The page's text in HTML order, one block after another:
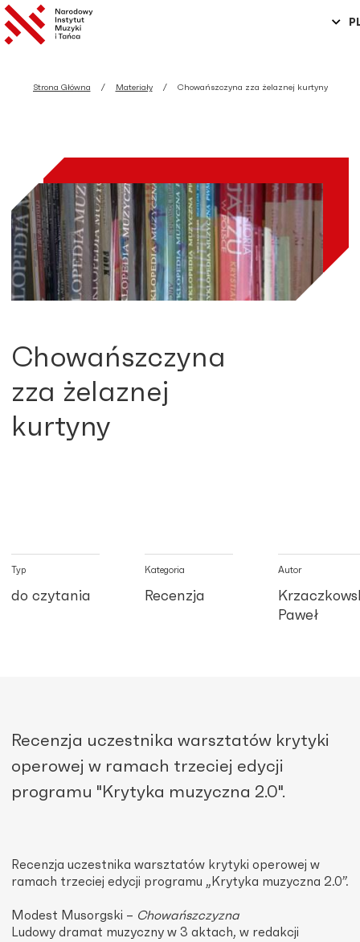
Strona Główna Materiały Chowańszczyna zza żelaznej kurtyny
Chowańszczyna
zza żelaznej
kurtyny
Typ
do czytania
Kategoria
Recenzja
Autor
Paweł
Recenzja uczestnika warsztatów krytyki
operowej w ramach trzeciej edycji
programu "Krytyka muzyczna 2.0".
Recenzja uczestnika warsztatów krytyki operowej w
ramach trzeciej edycji programu „Krytyka muzyczna 2.0”.
Modest Musorgski – Chowańszczyzna
Ludowy dramat muzyczny w 3 aktach, w redakcji